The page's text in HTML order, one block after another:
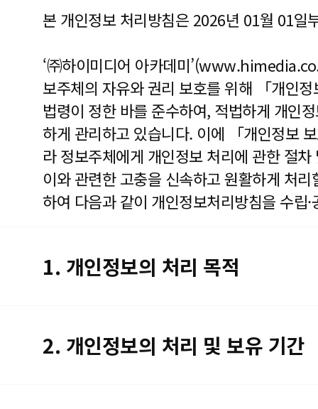
본 개인정보 처리방침은 2026년 01월 01일
‘㈜하이미디어 아카데미
보주체의 자유와 권리 보호를 위해 「개인
법령이 정한 바를 준수하여, 적법하게 개인
하게 관리하고 있습니다. 이에 「개인정보
라 정보주체에게 개인정보 처리에 관한 절
이와 관련한 고충을 신속하고 원활하게 처
하여 다음과 같이 개인정보처리방침을 수립·
1. 개인정보의 처리 목적
2. 개인정보의 처리 및 보유 기간